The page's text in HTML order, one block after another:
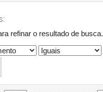
refinar o resultado de busca.